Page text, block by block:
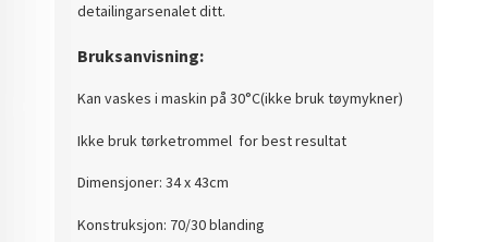
detailingarsenalet ditt.
Bruksanvisning:
Kan vaskes i maskin på30°C(ikke bruk tøymykner)
Ikke bruk tørketrommel for best resultat
Dimensjoner:34 x 43cm
Konstruksjon: 70/30 blanding